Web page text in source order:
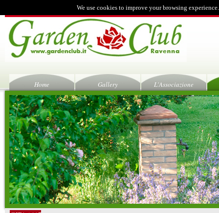
We use cookies to improve your browsing
Home Gallery L'Associazione